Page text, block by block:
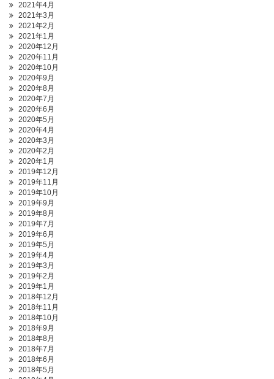
2021年4月
2021年3月
2021年2月
2021年1月
2020年12月
2020年11月
2020年10月
2020年9月
2020年8月
2020年7月
2020年6月
2020年5月
2020年4月
2020年3月
2020年2月
2020年1月
2019年12月
2019年11月
2019年10月
2019年9月
2019年8月
2019年7月
2019年6月
2019年5月
2019年4月
2019年3月
2019年2月
2019年1月
2018年12月
2018年11月
2018年10月
2018年9月
2018年8月
2018年7月
2018年6月
2018年5月